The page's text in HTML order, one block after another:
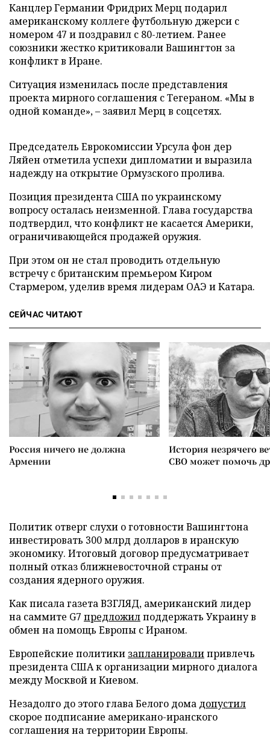
Канцлер Германии Фридрих Мерц подарил
американскому коллеге футбольную джерси с
номером 47 и поздравил с 80-летием. Ранее
союзники жестко критиковали Вашингтон за
конфликт в Иране.
Ситуация изменилась после представления
проекта мирного соглашения с Тегераном. «Мы в
одной команде», – заявил Мерц в соцсетях.
Председатель Еврокомиссии Урсула фон дер
Ляйен отметила успехи дипломатии и выразила
надежду на открытие Ормузского пролива.
Позиция президента США по украинскому
вопросу осталась неизменной. Глава государства
подтвердил, что конфликт не касается Америки,
ограничивающейся продажей оружия.
При этом он не стал проводить отдельную
встречу с британским премьером Киром
Стармером, уделив время лидерам ОАЭ и Катара.
СЕЙЧАС ЧИТАЮТ
Россия ничего не должна
Армении
История незрячего
СВО может помочь
Политик отверг слухи о готовности Вашингтона
инвестировать 300 млрд долларов в иранскую
экономику. Итоговый договор предусматривает
полный отказ ближневосточной страны от
создания ядерного оружия.
Как писала газета ВЗГЛЯД, американский лидер
на саммите G7 предложилподдержать Украину в
обмен на помощь Европы с Ираном.
Европейские политики запланировалипривлечь
президента США к организации мирного диалога
между Москвой и Киевом.
Незадолго до этого глава Белого дома допустил
скорое подписание американо-иранского
соглашения на территории Европы.